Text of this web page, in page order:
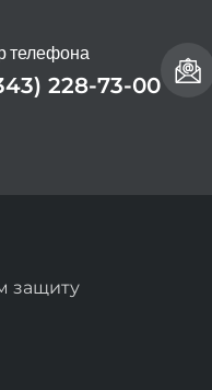
телефона
228-73-00
защиту